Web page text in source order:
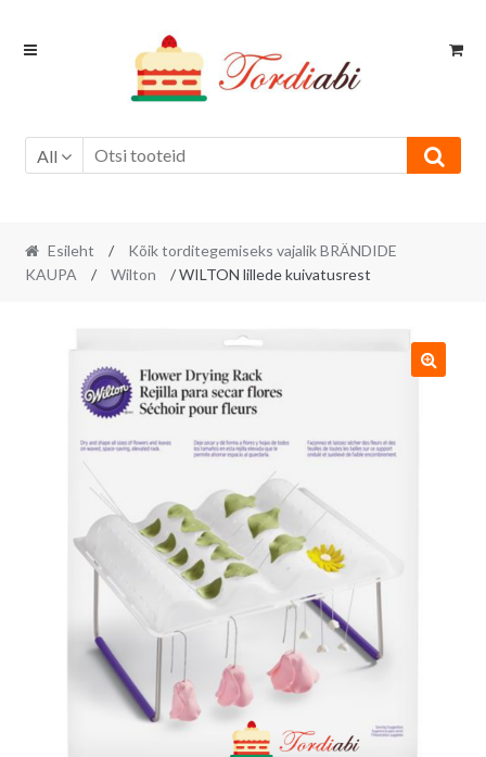
Skip
Skip
All
Esileht /
Kõik torditegemiseks vajalik BRÄNDIDE
KAUPA
/ Wilton / WILTON lillede kuivatusrest